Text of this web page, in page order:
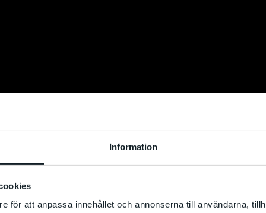
Information
för att anpassa innehållet och annonserna till användarna,